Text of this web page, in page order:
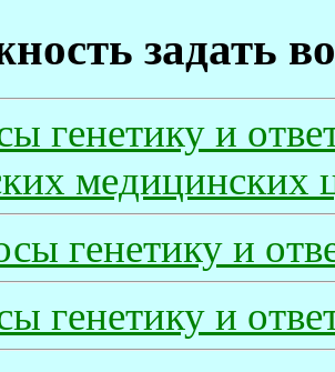
задать
генетику и
медицинских
генетику и
генетику и